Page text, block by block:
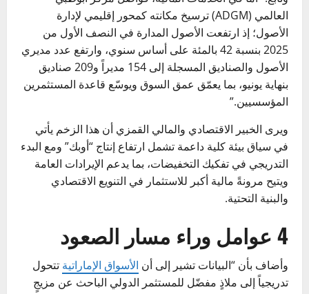
العالمي (ADGM) ترسيخ مكانته كمحور إقليمي لإدارة
الأصول؛ إذ ارتفعت الأصول المدارة في النصف الأول من
2025 بنسبة 42 بالمئة على أساس سنوي، وارتفع عدد مديري
الأصول والصناديق المسجلة إلى 154 مديراً و209 صناديق
بنهاية يونيو، بما يعمّق عمق السوق ويوسّع قاعدة المستثمرين
المؤسسيين.”
ويرى الخبير الاقتصادي والمالي القمزي أن هذا الزخم يأتي
في سياق بيئة كلية داعمة تشمل ارتفاع إنتاج “أوبك” ومع البدء
التدريجي في تفكيك التخفيضات، بما يدعم الإيرادات العامة
ويتيح مرونةً مالية أكبر للاستثمار في التنويع الاقتصادي
والبنية التحتية.
4 عوامل وراء مسار الصعود
وأضاف بأن “البيانات تشير إلى أن الأسواق الإماراتية تتحول
تدريجياً إلى ملاذٍ مفضّل للمستثمر الدولي الباحث عن مزيجٍ